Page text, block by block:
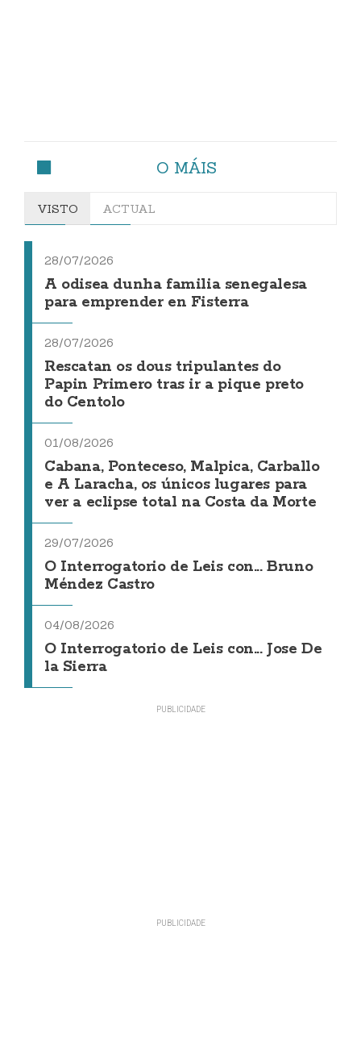
O MÁIS
VISTO ACTUAL
28/07/2026
A odisea dunha familia senegalesa
para emprender en Fisterra
28/07/2026
Rescatan os dous tripulantes do
Papin Primero tras ir a pique preto
do Centolo
01/08/2026
Cabana, Ponteceso, Malpica, Carballo
e A Laracha, os únicos lugares para
ver a eclipse total na Costa da Morte
29/07/2026
O Interrogatorio de Leis con... Bruno
Méndez Castro
04/08/2026
O Interrogatorio de Leis con... Jose De
la Sierra